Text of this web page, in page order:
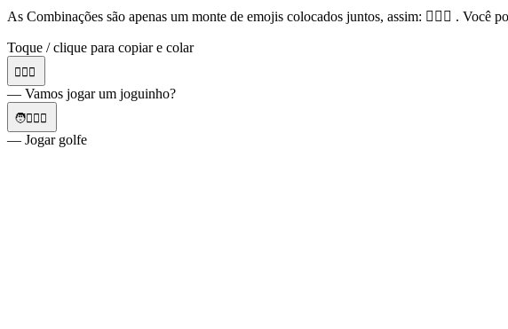
As Combinações são apenas um monte de emojis colocados juntos, assim: 🏌️‍♀️⛳ . Você
Toque / clique para copiar e colar
🏌️‍♀️⛳
— Vamos jogar um joguinho?
🧑🏌️‍♀️⛳
— Jogar golfe